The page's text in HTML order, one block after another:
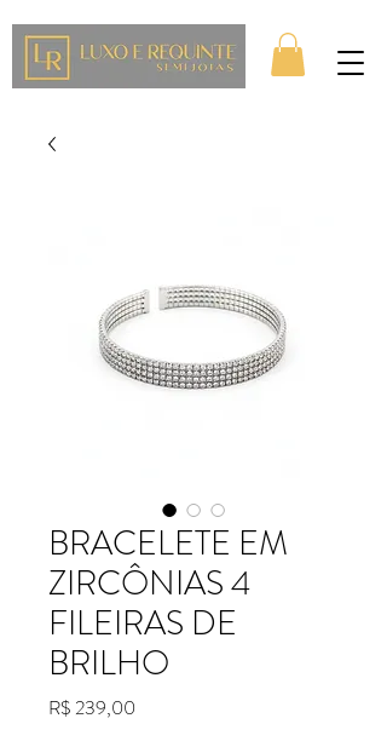
BRACELETE EM
ZIRCÔNIAS 4
FILEIRAS DE
BRILHO
R$ 239,00